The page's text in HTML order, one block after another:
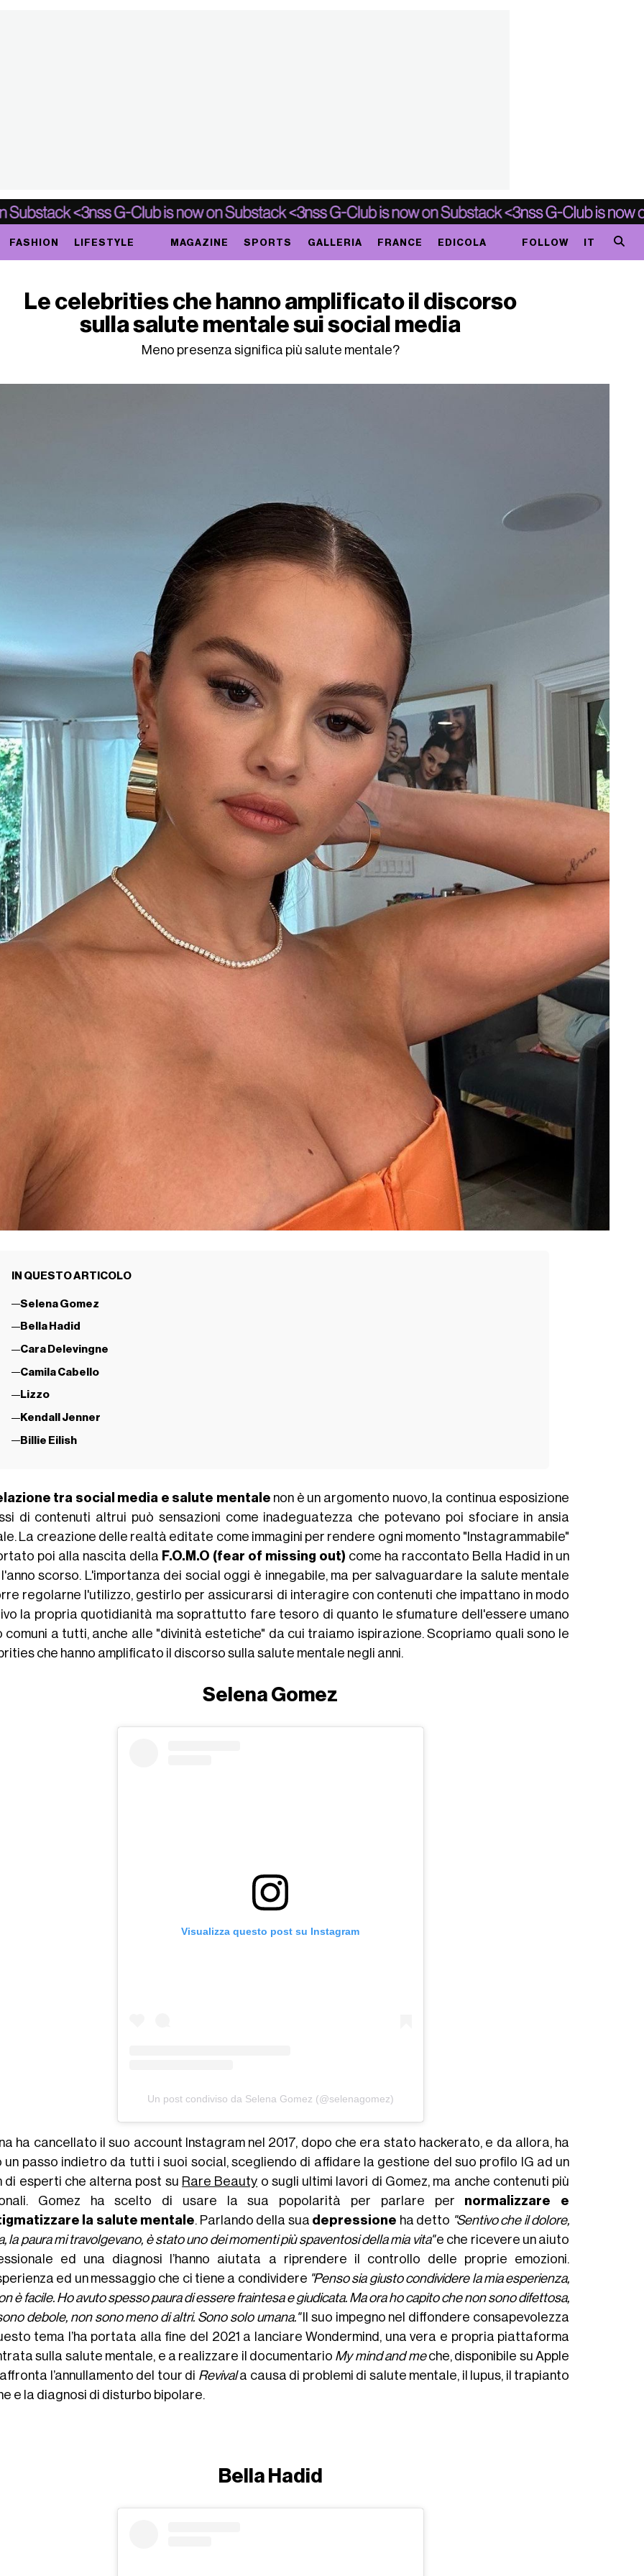
FASHION LIFESTYLE MAGAZINE SPORTS GALLERIA FRANCE EDICOLA FOLLOW IT
Le celebrities che hanno amplificato il discorso
sulla salute mentale sui social media
Meno presenza significa più salute mentale?
IN QUESTO ARTICOLO
Selena Gomez
Bella Hadid
Cara Delevingne
Camila Cabello
Lizzo
Kendall Jenner
Billie Eilish
tra social media e salute mentale non è un argomento nuovo, la continua esposizione
di contenuti altrui può sensazioni come inadeguatezza che potevano poi sfociare in ansia
La creazione delle realtà editate come immagini per rendere ogni momento "Instagrammabile"
poi alla nascita della F.O.M.O (fear of missing out) come ha raccontato Bella Hadid in un
scorso. L'importanza dei social oggi è innegabile, ma per salvaguardare la salute mentale
regolarne l'utilizzo, gestirlo per assicurarsi di interagire con contenuti che impattano in modo
la propria quotidianità ma soprattutto fare tesoro di quanto le sfumature dell'essere umano
comuni a tutti, anche alle "divinità estetiche" da cui traiamo ispirazione. Scopriamo quali sono le
che hanno amplificato il discorso sulla salute mentale negli anni.
Selena Gomez
Visualizza questo post su Instagram
Un post condiviso da Selena Gomez (@selenagomez)
ha cancellato il suo account Instagram nel 2017, dopo che era stato hackerato, e da allora, ha
passo indietro da tutti i suoi social, scegliendo di affidare la gestione del suo profilo IG ad un
di esperti che alterna post su Rare Beauty o sugli ultimi lavori di Gomez, ma anche contenuti più
Gomez ha scelto di usare la sua popolarità per parlare per normalizzare e
la salute mentale. Parlando della sua depressione ha detto "Sentivo che il dolore,
la paura mi travolgevano, è stato uno dei momenti più spaventosi della mia vita"e che ricevere un aiuto
ed una diagnosi l’hanno aiutata a riprendere il controllo delle proprie emozioni.
ed un messaggio che ci tiene a condividere "Penso sia giusto condividere la mia esperienza,
è facile. Ho avuto spesso paura di essere fraintesa e giudicata. Ma ora ho capito che non sono difettosa,
debole, non sono meno di altri. Sono solo umana."Il suo impegno nel diffondere consapevolezza
tema l’ha portata alla fine del 2021 a lanciare Wondermind, una vera e propria piattaforma
sulla salute mentale, e a realizzare il documentario My mind and meche, disponibile su Apple
affronta l’annullamento del tour di Revivala causa di problemi di salute mentale, il lupus, il trapianto
e la diagnosi di disturbo bipolare.
Bella Hadid